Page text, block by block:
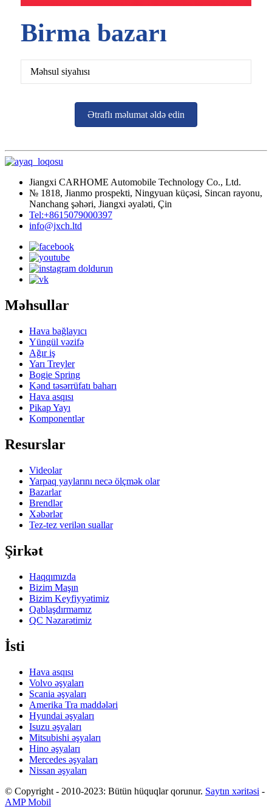
Birma bazarı
Məhsul siyahısı
Ətraflı məlumat əldə edin
Jiangxi CARHOME Automobile Technology Co., Ltd.
№ 1818, Jianmo prospekti, Ningyuan küçəsi, Sincan rayonu,
Nanchang şəhəri, Jiangxi əyaləti, Çin
Tel:+8615079000397
info@jxch.ltd
Məhsullar
Hava bağlayıcı
Yüngül vəzifə
Ağır iş
Yarı Treyler
Bogie Spring
Kənd təsərrüfatı baharı
Hava asqısı
Pikap Yayı
Komponentlər
Resurslar
Videolar
Yarpaq yaylarını necə ölçmək olar
Bazarlar
Brendlər
Xəbərlər
Tez-tez verilən suallar
Şirkət
Haqqımızda
Bizim Maşın
Bizim Keyfiyyətimiz
Qablaşdırmamız
QC Nəzarətimiz
İsti
Hava asqısı
Volvo əşyaları
Scania əşyaları
Amerika Tra maddələri
Hyundai əşyaları
Isuzu əşyaları
Mitsubishi əşyaları
Hino əşyaları
Mercedes əşyaları
Nissan əşyaları
© Copyright - 2010-2023: Bütün hüquqlar qorunur. Saytın xəritəsi -
AMP Mobil